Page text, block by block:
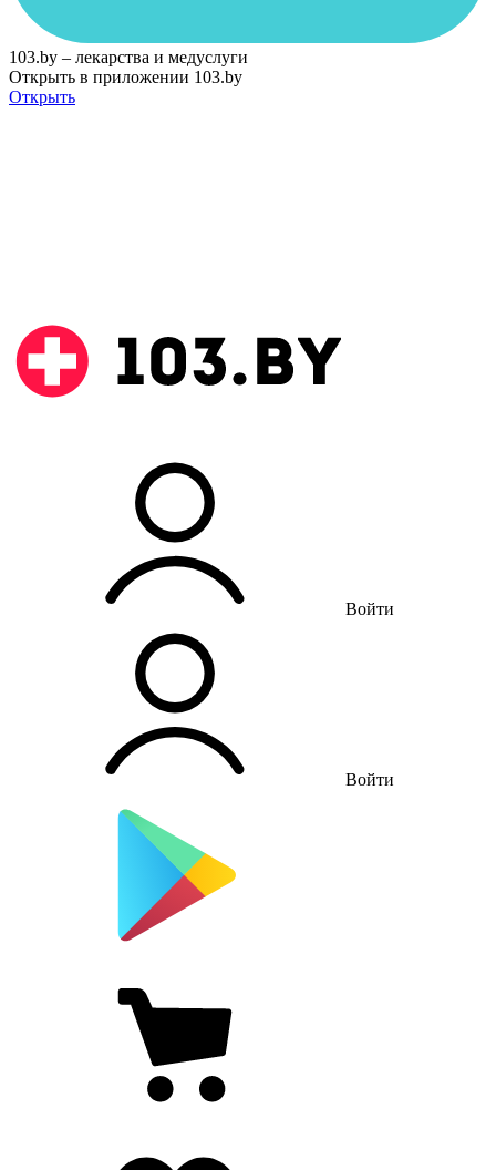
103.by – лекарства и медуслуги
Открыть в приложении 103.by
Открыть
Войти
Войти